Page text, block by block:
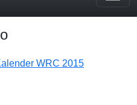
WRC 2015